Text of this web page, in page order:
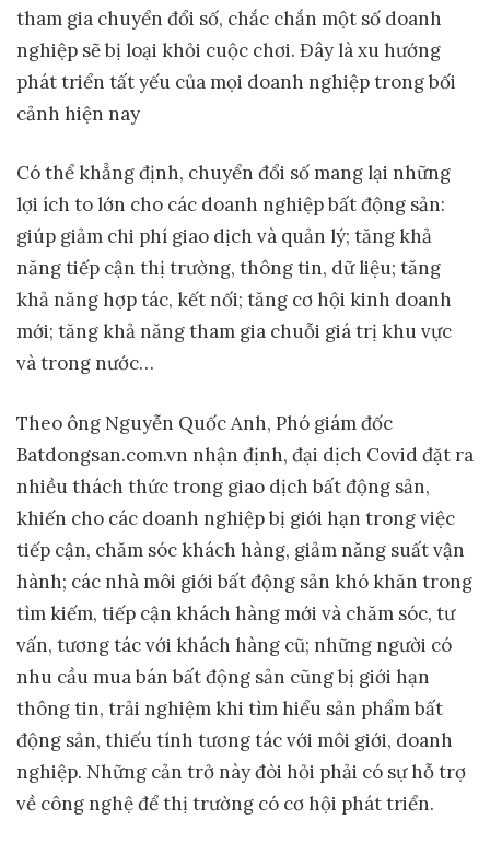
tham gia chuyển đổi số, chắc chắn một số doanh
nghiệp sẽ bị loại khỏi cuộc chơi. Đây là xu hướng
phát triển tất yếu của mọi doanh nghiệp trong bối
cảnh hiện nay
Có thể khẳng định, chuyển đổi số mang lại những
lợi ích to lớn cho các doanh nghiệp bất động sản:
giúp giảm chi phí giao dịch và quản lý; tăng khả
năng tiếp cận thị trường, thông tin, dữ liệu; tăng
khả năng hợp tác, kết nối; tăng cơ hội kinh doanh
mới; tăng khả năng tham gia chuỗi giá trị khu vực
và trong nước…
Theo ông Nguyễn Quốc Anh, Phó giám đốc
Batdongsan.com.vn nhận định, đại dịch Covid đặt ra
nhiều thách thức trong giao dịch bất động sản,
khiến cho các doanh nghiệp bị giới hạn trong việc
tiếp cận, chăm sóc khách hàng, giảm năng suất vận
hành; các nhà môi giới bất động sản khó khăn trong
tìm kiếm, tiếp cận khách hàng mới và chăm sóc, tư
vấn, tương tác với khách hàng cũ; những người có
nhu cầu mua bán bất động sản cũng bị giới hạn
thông tin, trải nghiệm khi tìm hiểu sản phẩm bất
động sản, thiếu tính tương tác với môi giới, doanh
nghiệp. Những cản trở này đòi hỏi phải có sự hỗ trợ
về công nghệ để thị trường có cơ hội phát triển.